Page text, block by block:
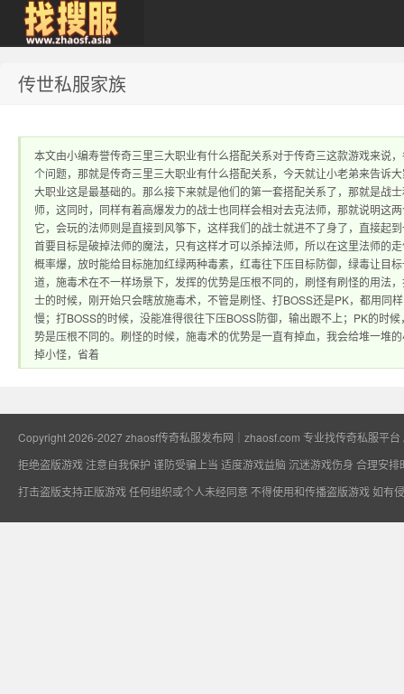
zhaosf传奇私服发
布网｜zhaosf.com
专业找传奇私服平
传世私服家族
本文由小编寿誉传奇三里三大职业有什么搭配关系对于传奇三这款游戏来说
个问题，那就是传奇三里三大职业有什么搭配关系，今天就让小老弟来告诉
大职业这是最基础的。那么接下来就是他们的第一套搭配关系了，那就是战
师，这同时，同样有着高爆发力的战士也同样会相对去克法师，那就说明这
它，会玩的法师则是直接到风筝下，这样我们的战士就进不了身了，直接起
首要目标是破掉法师的魔法，只有这样才可以杀掉法师，所以在这里法师的
概率爆，放时能给目标施加红绿两种毒素，红毒往下压目标防御，绿毒让目
道，施毒术在不一样场景下，发挥的优势是压根不同的，刷怪有刷怪的用法
士的时候，刚开始只会瞎放施毒术，不管是刷怪、打BOSS还是PK，都用同
慢；打BOSS的时候，没能准得很往下压BOSS防御，输出跟不上；PK的时
势是压根不同的。刷怪的时候，施毒术的优势是一直有掉血，我会给堆一堆
掉小怪，省着
Copyright 2026-2027zhaosf传奇私服发布网｜zhaosf.com 专业找传奇私服平台
拒绝盗版游戏 注意自我保护 谨防受骗上当 适度游戏益脑 沉迷游戏伤身 合理安排
打击盗版支持正版游戏 任何组织或个人未经同意 不得使用和传播盗版游戏 如有